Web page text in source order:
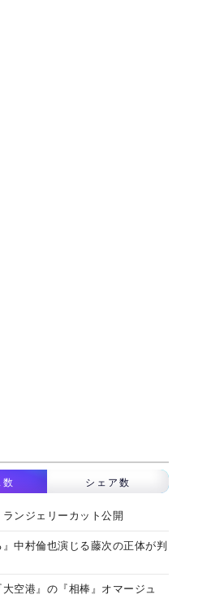
シェア数
ンジェリーカット公開
』中村倫也演じる藤次の正体が判
空港』の『相棒』オマージュ